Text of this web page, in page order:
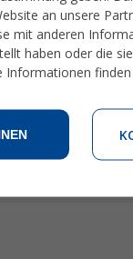
an unsere
mit anderen
haben oder die
Informationen